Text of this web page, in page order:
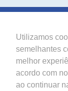
Utilizamos
semelhantes
melhor
acordo com
ao continuar